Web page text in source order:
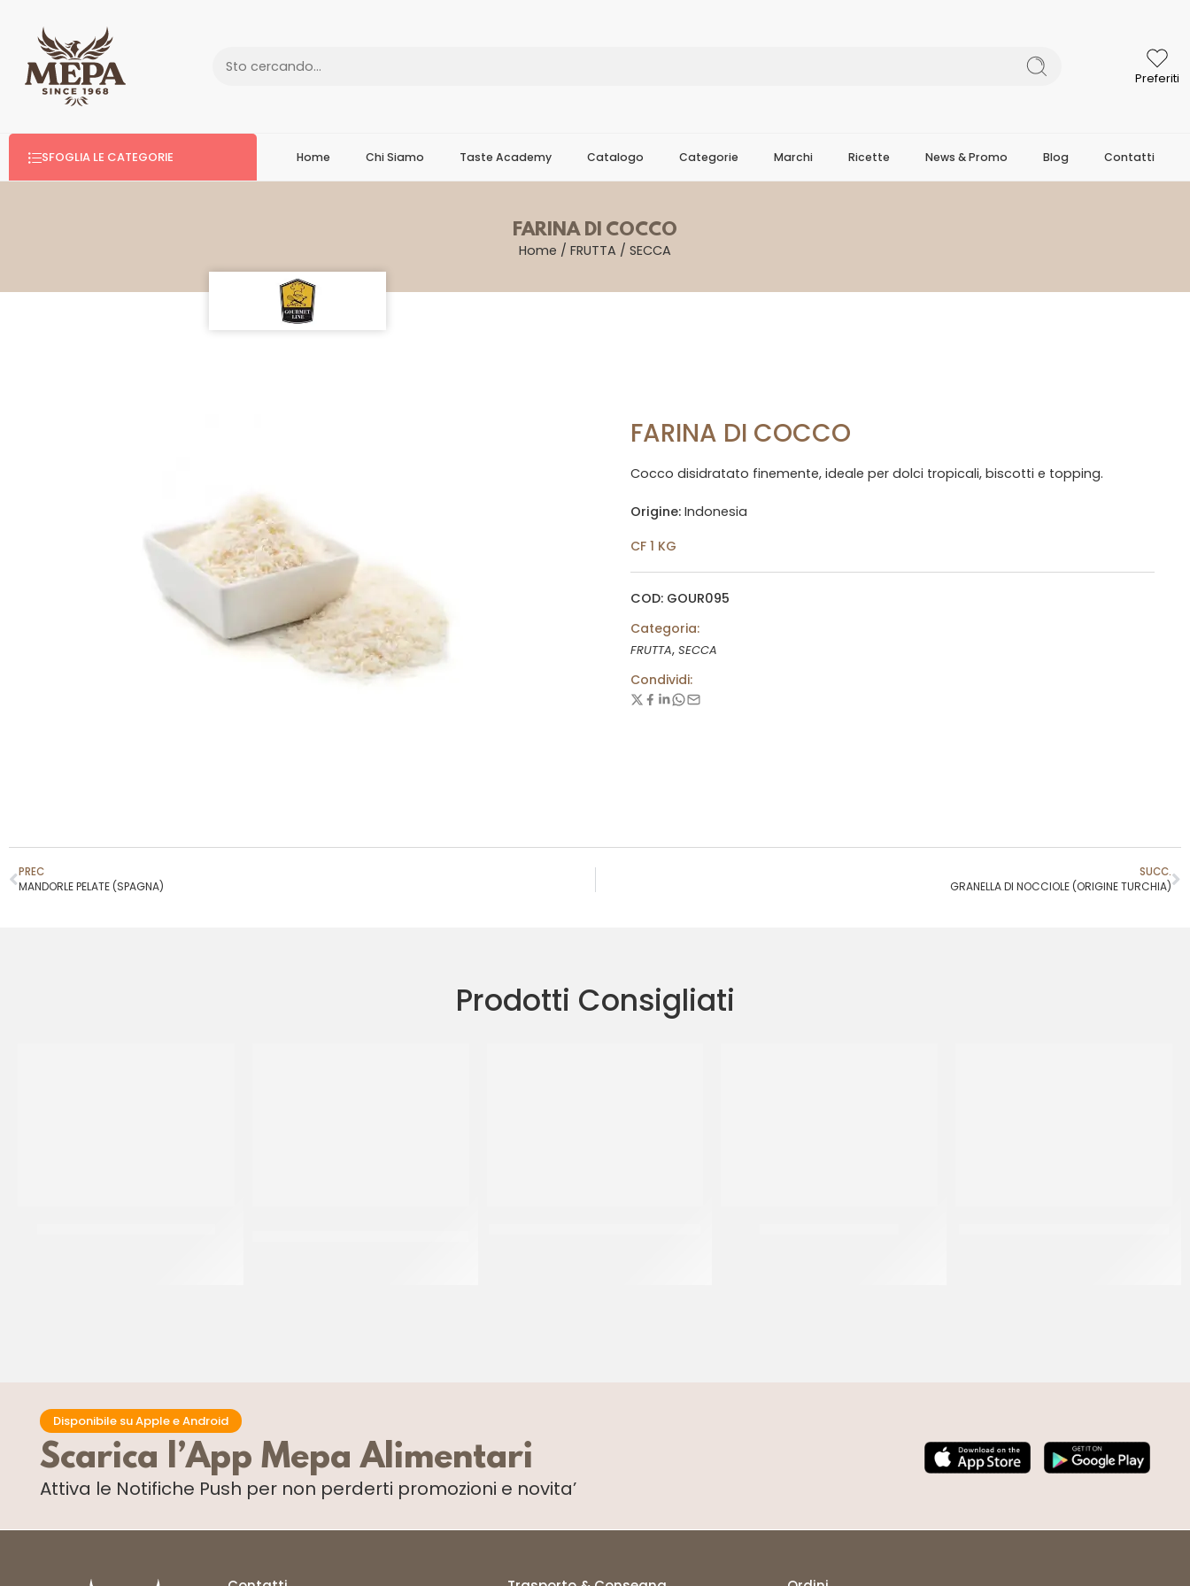
Preferiti
SFOGLIA LE CATEGORIE Home Chi Siamo Taste Academy Catalogo Categorie Marchi Ricette News & Promo Blog Contatti
FARINA DI COCCO
Home / FRUTTA / SECCA
FARINA DI COCCO
Cocco disidratato finemente, ideale per dolci tropicali, biscotti e topping.
Origine: Indonesia
CF 1 KG
COD: GOUR095
Categoria:
FRUTTA, SECCA
Condividi:
PREC
MANDORLE PELATE (SPAGNA)
SUCC.
GRANELLA DI NOCCIOLE (ORIGINE TURCHIA)
Prodotti Consigliati
Disponibile su Apple e Android
Scarica l’App Mepa Alimentari
Attiva le Notifiche Push per non perderti promozioni e novita’